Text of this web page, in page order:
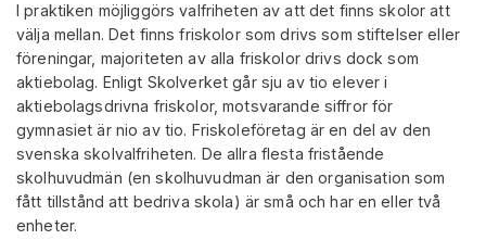
I praktiken möjliggörs valfriheten av att det finns skolor att
välja mellan. Det finns friskolor som drivs som stiftelser eller
föreningar, majoriteten av alla friskolor drivs dock som
aktiebolag. Enligt Skolverket går sju av tio elever i
aktiebolagsdrivna friskolor, motsvarande siffror för
gymnasiet är nio av tio. Friskoleföretag är en del av den
svenska skolvalfriheten. De allra flesta fristående
skolhuvudmän (en skolhuvudman är den organisation som
fått tillstånd att bedriva skola) är små och har en eller två
enheter.